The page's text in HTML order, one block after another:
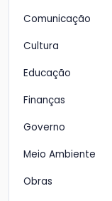
Comunicação
Cultura
Educação
Finanças
Governo
Meio Ambiente
Obras